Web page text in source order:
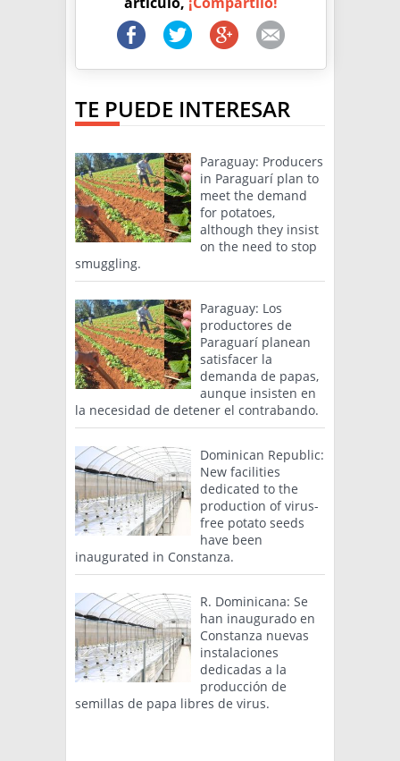
TE PUEDE INTERESAR
Paraguay: Producers
in Paraguarí plan to
meet the demand
for potatoes,
although they insist
on the need to stop
smuggling.
Paraguay: Los
productores de
Paraguarí planean
satisfacer la
demanda de papas,
aunque insisten en
la necesidad de detener el contrabando.
Dominican Republic:
New facilities
dedicated to the
production of virus-
free potato seeds
have been
inaugurated in Constanza.
R. Dominicana: Se
han inaugurado en
Constanza nuevas
instalaciones
dedicadas a la
producción de
semillas de papa libres de virus.